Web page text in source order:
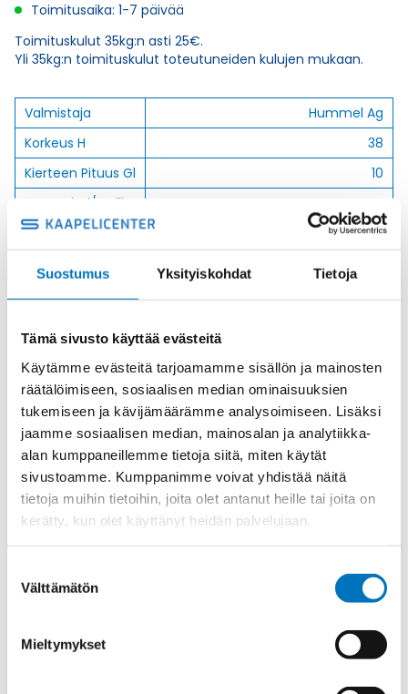
Suostumus Yksityiskohdat Tietoja
Tämä sivusto käyttää evästeitä
Käytämme evästeitä tarjoamamme sisällön ja mainosten
räätälöimiseen, sosiaalisen median ominaisuuksien
tukemiseen ja kävijämäärämme analysoimiseen. Lisäksi
jaamme sosiaalisen median, mainosalan ja analytiikka-
alan kumppaneillemme tietoja siitä, miten käytät
sivustoamme. Kumppanimme voivat yhdistää näitä
tietoja muihin tietoihin, joita olet antanut heille tai joita on
kerätty, kun olet käyttänyt heidän palvelujaan.
valinta
Välttämätön
Mieltymykset
Toimitusaika: 1-7 päivää
Toimituskulut 35kg:n asti 25€.
Yli 35kg:n toimituskulut toteutuneiden kulujen mukaan.
Valmistaja
Hummel Ag
Korkeus H
38
Kierteen Pituus Gl
10
Tuotenimi/Malli
Etim 7
EC000441
Materiaali
Niklattu messinki
Kierre
Min [C]
Max [C]
95
Käyttölämpötila
'-60°C to +95°C
O-Rengas
Kotelointiluokka
IP 68 – 10 bar;IP 69 K
Avaimenkuva 1
[Mm]
64
Ex-suojaus Taso
II 1D Ex ta IIIC Da;II 2G Ex eb IIC Gb
GL;UL;cUL;INMETRO